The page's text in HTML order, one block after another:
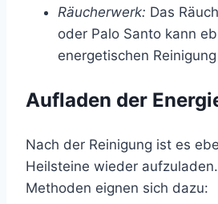
Räucherwerk: Das
oder Palo Santo kann
energetischen
Aufladen der
Nach der Reinigung ist es
Heilsteine wieder
Methoden eignen sich dazu: